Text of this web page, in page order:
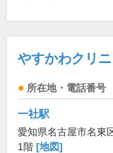
やすかわクリ
所在地・電話番号
一社駅
愛知県名古屋市名東
1階 [地図]